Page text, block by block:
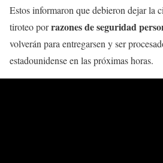
Estos informaron que debieron dejar la
tiroteo porrazones de seguridad
volverán para entregarsen y ser
estadounidense en las próximas horas.